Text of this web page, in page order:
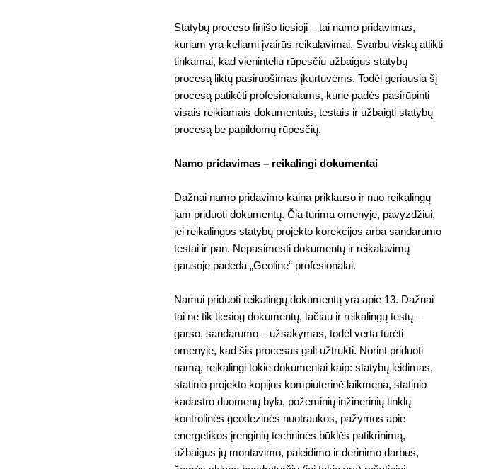
Statybų proceso finišo tiesioji – tai namo pridavimas,
kuriam yra keliami įvairūs reikalavimai. Svarbu viską atlikti
tinkamai, kad vieninteliu rūpesčiu užbaigus statybų
procesą liktų pasiruošimas įkurtuvėms. Todėl geriausia šį
procesą patikėti profesionalams, kurie padės pasirūpinti
visais reikiamais dokumentais, testais ir užbaigti statybų
procesą be papildomų rūpesčių.
Namo pridavimas – reikalingi dokumentai
Dažnai namo pridavimo kaina priklauso ir nuo reikalingų
jam priduoti dokumentų. Čia turima omenyje, pavyzdžiui,
jei reikalingos statybų projekto korekcijos arba sandarumo
testai ir pan. Nepasimesti dokumentų ir reikalavimų
gausoje padeda „Geoline“ profesionalai.
Namui priduoti reikalingų dokumentų yra apie 13. Dažnai
tai ne tik tiesiog dokumentų, tačiau ir reikalingų testų –
garso, sandarumo – užsakymas, todėl verta turėti
omenyje, kad šis procesas gali užtrukti. Norint priduoti
namą, reikalingi tokie dokumentai kaip: statybų leidimas,
statinio projekto kopijos kompiuterinė laikmena, statinio
kadastro duomenų byla, požeminių inžinerinių tinklų
kontrolinės geodezinės nuotraukos, pažymos apie
energetikos įrenginių techninės būklės patikrinimą,
užbaigus jų montavimo, paleidimo ir derinimo darbus,